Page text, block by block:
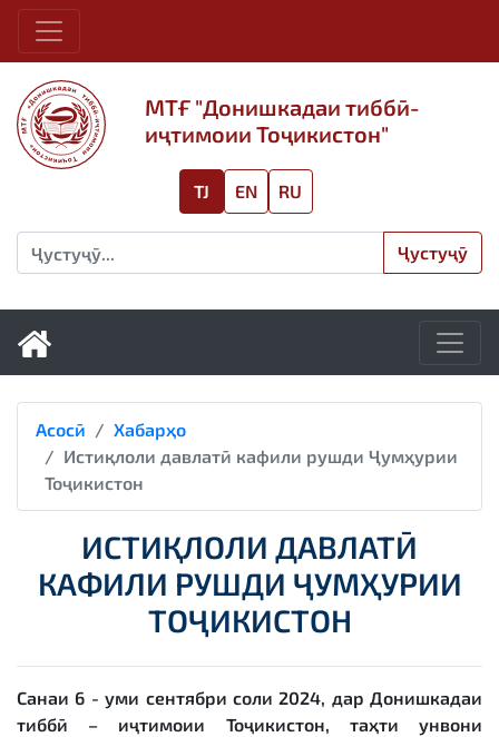
МТҒ "Донишкадаи тиббӣ-
иҷтимоии Тоҷикистон"
Ҷустуҷӯ
TJ RU
EN
Асосӣ
Хабарҳо
Истиқлоли давлатӣ кафили рушди Ҷумҳурии
Тоҷикистон
ИСТИҚЛОЛИ ДАВЛАТӢ
КАФИЛИ РУШДИ ҶУМҲУРИИ
ТОҶИКИСТОН
Санаи 6 - уми сентябри соли 2024, дар Донишкадаи
тиббӣ – иҷтимоии Тоҷикистон, таҳти унвони